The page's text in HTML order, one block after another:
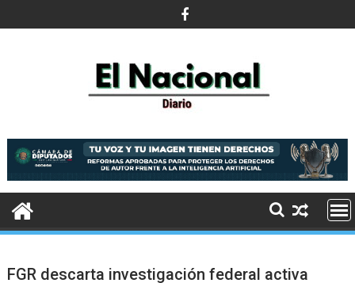
al
FGR descarta investigación federal activa